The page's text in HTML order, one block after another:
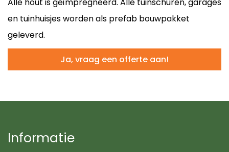
en tuinhuisjes worden als prefab bouwpakket
geleverd.
Informatie